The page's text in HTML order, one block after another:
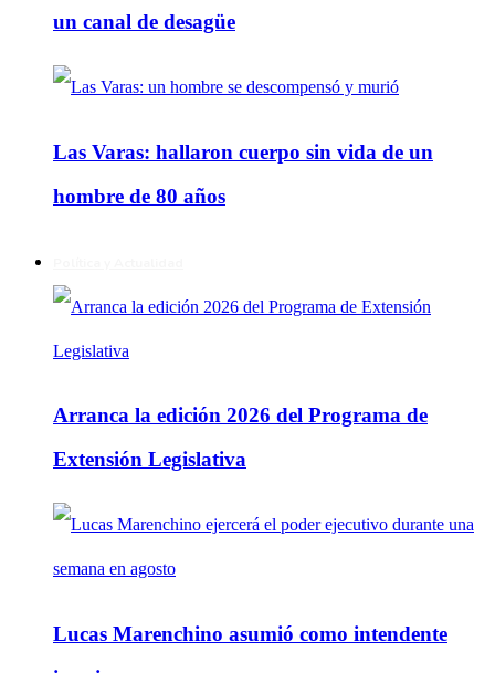
un canal de desagüe
Las Varas: hallaron cuerpo sin vida de un
hombre de 80 años
Arranca la edición 2026 del Programa de
Extensión Legislativa
Lucas Marenchino asumió como intendente